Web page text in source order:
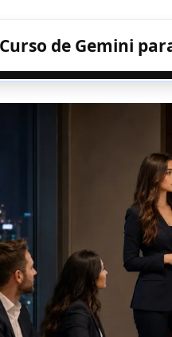
Curso de Gemini